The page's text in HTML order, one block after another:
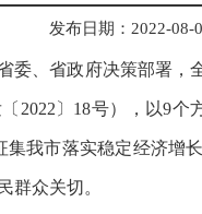
发布日期：2022-08-
委、省政府决策部署，
2022〕18号），以9
集我市落实稳定经济增
群众关切。